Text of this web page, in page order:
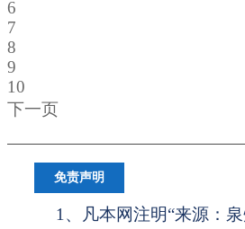
6
7
8
9
10
下一页
免责声明
1、凡本网注明“来源：